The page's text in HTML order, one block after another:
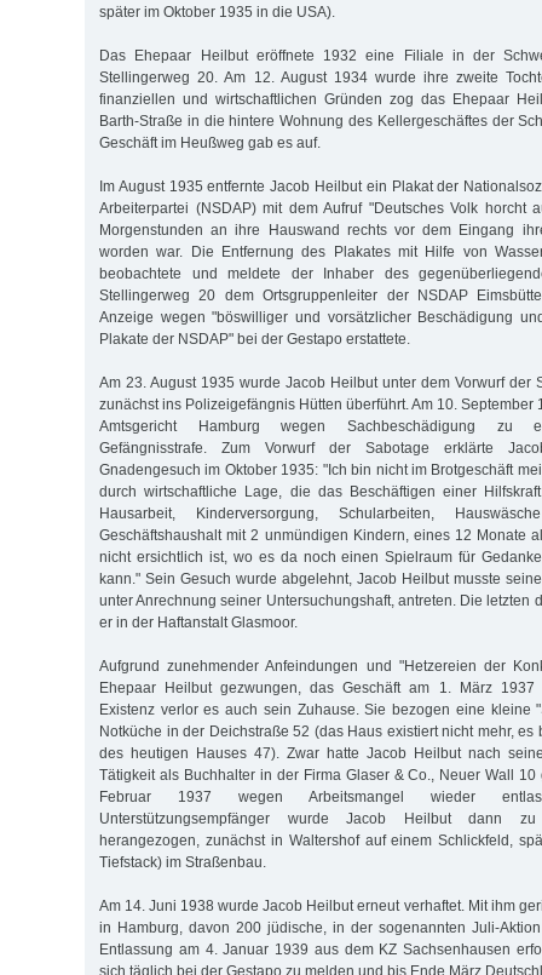
später im Oktober 1935 in die USA).
Das Ehepaar Heilbut eröffnete 1932 eine Filiale in der
Stellingerweg 20. Am 12. August 1934 wurde ihre zweite
finanziellen und wirtschaftlichen Gründen zog das Ehepaar
Barth-Straße in die hintere Wohnung des Kellergeschäftes der
Geschäft im Heußweg gab es auf.
Im August 1935 entfernte Jacob Heilbut ein Plakat der
Arbeiterpartei (NSDAP) mit dem Aufruf "Deutsches Volk horcht
Morgenstunden an ihre Hauswand rechts vor dem Eingang
worden war. Die Entfernung des Plakates mit Hilfe von
beobachtete und meldete der Inhaber des
Stellingerweg 20 dem Ortsgruppenleiter der NSDAP
Anzeige wegen "böswilliger und vorsätzlicher Beschädigung
Plakate der NSDAP" bei der Gestapo erstattete.
Am 23. August 1935 wurde Jacob Heilbut unter dem Vorwurf der
zunächst ins Polizeigefängnis Hütten überführt. Am 10. September
Amtsgericht Hamburg wegen Sachbeschädigung zu
Gefängnisstrafe. Zum Vorwurf der Sabotage erklärte
Gnadengesuch im Oktober 1935: "Ich bin nicht im Brotgeschäft
durch wirtschaftliche Lage, die das Beschäftigen einer
Hausarbeit, Kinderversorgung, Schularbeiten,
Geschäftshaushalt mit 2 unmündigen Kindern, eines 12 Monate
nicht ersichtlich ist, wo es da noch einen Spielraum für
kann." Sein Gesuch wurde abgelehnt, Jacob Heilbut musste
unter Anrechnung seiner Untersuchungshaft, antreten. Die letzten
er in der Haftanstalt Glasmoor.
Aufgrund zunehmender Anfeindungen und "Hetzereien der
Ehepaar Heilbut gezwungen, das Geschäft am 1. März 1937
Existenz verlor es auch sein Zuhause. Sie bezogen eine kleine
Notküche in der Deichstraße 52 (das Haus existiert nicht mehr, es
des heutigen Hauses 47). Zwar hatte Jacob Heilbut nach
Tätigkeit als Buchhalter in der Firma Glaser & Co., Neuer Wall
Februar 1937 wegen Arbeitsmangel wieder
Unterstützungsempfänger wurde Jacob Heilbut dann
herangezogen, zunächst in Waltershof auf einem Schlickfeld,
Tiefstack) im Straßenbau.
Am 14. Juni 1938 wurde Jacob Heilbut erneut verhaftet. Mit ihm
in Hamburg, davon 200 jüdische, in der sogenannten Juli-
Entlassung am 4. Januar 1939 aus dem KZ Sachsenhausen
sich täglich bei der Gestapo zu melden und bis Ende März